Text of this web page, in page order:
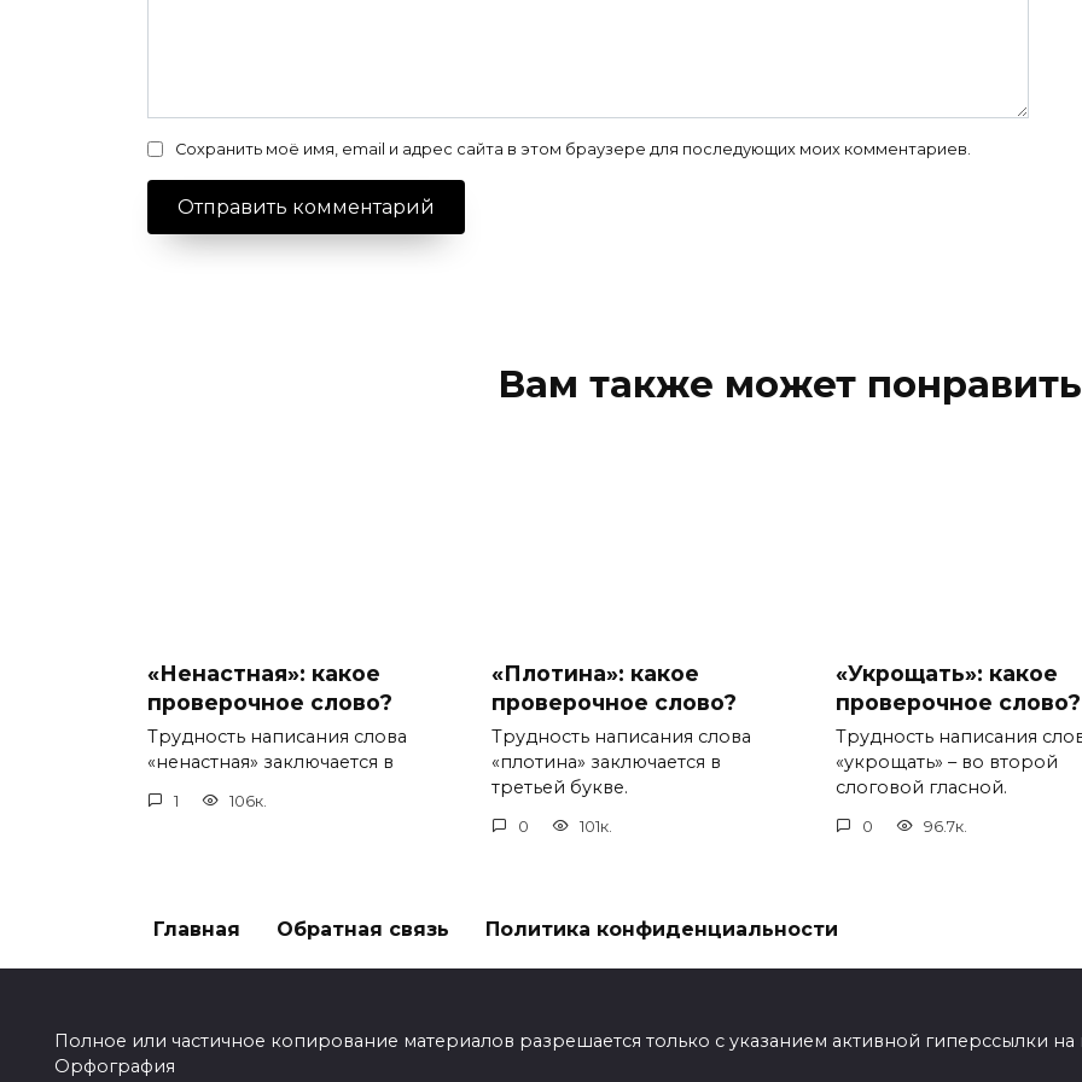
Сохранить моё имя, email и адрес сайта в этом браузере для последующих моих комментариев.
Вам также может
«Ненастная»: какое
проверочное слово?
Трудность написания слова
«ненастная» заключается в
1 106к.
«Плотина»: какое
проверочное слово?
Трудность написания слова
«плотина» заключается в
третьей букве.
0 101к.
«Укрощать»: какое
проверочное слово?
Трудность написания
«укрощать» – во второй
слоговой гласной.
0 96.7к.
Главная Обратная связь Политика конфиденциальности
Полное или частичное копирование материалов разрешается только с указанием активной гиперссылки
Орфография